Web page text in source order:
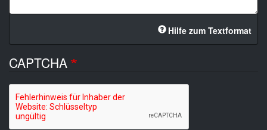
Hilfe zum Textformat
CAPTCHA